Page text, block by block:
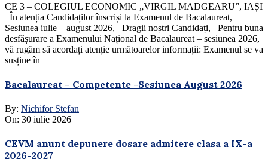
CE 3 – COLEGIUL ECONOMIC „VIRGIL MADGEARU”, IAȘI
În atenția Candidaților înscriși la Examenul de Bacalaureat,
Sesiunea iulie – august 2026, Dragii noștri Candidați, Pentru buna
desfășurare a Examenului Național de Bacalaureat – sesiunea 2026,
vă rugăm să acordați atenție următoarelor informații: Examenul se va
susține în
Bacalaureat – Competente -Sesiunea August 2026
By: Nichifor Stefan
On: 30 iulie 2026
CEVM anunt depunere dosare admitere clasa a IX-a
2026-2027